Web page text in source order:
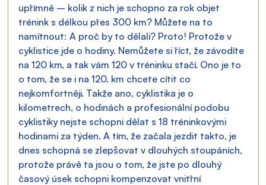
upřímně – kolik z nich je schopno za rok objet
trénink s délkou přes 300 km? Můžete na to
namítnout: A proč by to dělali? Proto! Protože v
cyklistice jde o hodiny. Nemůžete si říct, že závodíte
na 120 km, a tak vám 120 v tréninku stačí. Ono je to
o tom, že se i na 120. km chcete cítit co
nejkomfortněji. Takže ano, cyklistika je o
kilometrech, o hodinách a profesionální podobu
cyklistiky nejste schopni dělat s 18 tréninkovými
hodinami za týden. A tím, že začala jezdit takto, je
dnes schopná se zlepšovat v dlouhých stoupáních,
protože právě ta jsou o tom, že jste po dlouhý
časový úsek schopni kompenzovat vnitřní